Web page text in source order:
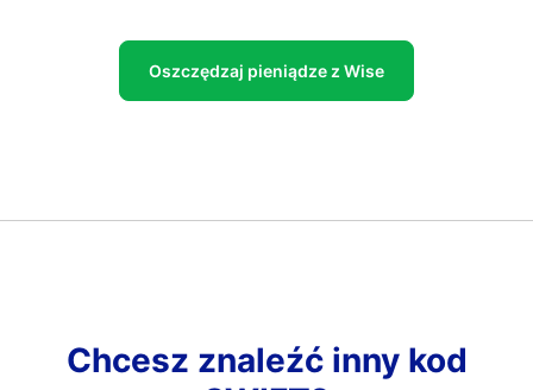
Oszczędzaj pieniądze z Wise
Chcesz znaleźć inny kod